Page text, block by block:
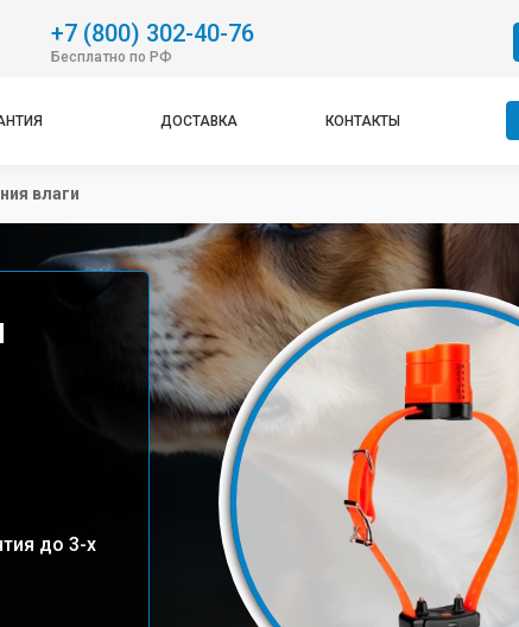
+7 (800) 302-40-76
Бесплатно по РФ
ДОСТАВКА КОНТАКТЫ
влаги
до 3-х